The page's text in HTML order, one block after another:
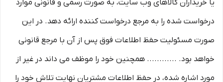
یا خریداران کالاهای وب سایت، به صورت رسمی و قانونی موارد
درخواست شده را به مرجع درخواست کننده ارائه دهد. در این
صورت مسئولیت حفظ اطلاعات فوق پس از آن با مرجع قانونی
خواهد بود. ............ همچنین خود را موظف می داند در غیر از
مورد اشاره شده، در حفظ اطلاعات مشتریان نهایت تلاش خود را